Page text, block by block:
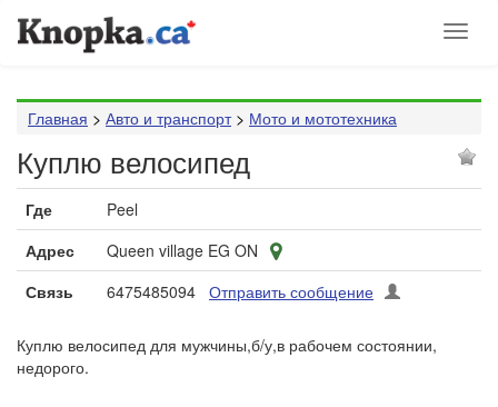
Главная > Авто и транспорт> Мото и мототехника
Куплю велосипед
Где
Peel
Адрес
Queen village EG ON
Связь
6475485094 Отправить сообщение
Куплю велосипед для мужчины,б/у,в рабочем состоянии,
недорого.